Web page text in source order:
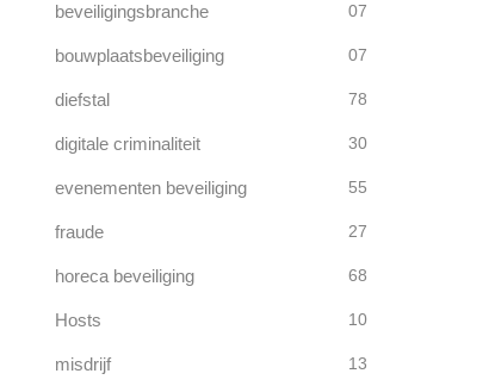
beveiligingsbranche 07
bouwplaatsbeveiliging 07
diefstal 78
digitale criminaliteit 30
evenementen beveiliging 55
fraude 27
horeca beveiliging 68
Hosts 10
misdrijf 13